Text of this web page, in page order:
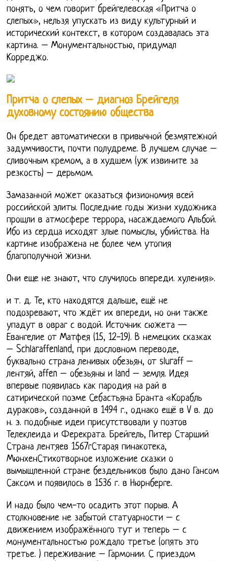
понять, о чем говорит брейгелевская «Притча о
слепых», нельзя упускать из виду культурный и
исторический контекст, в котором создавалась эта
картина. – Монументальностью, придумал
Корреджо.
Притча о слепых – диагноз Брейгеля
духовному состоянию общества
Он бредет автоматически в привычной безмятежной
задумчивости, почти полудреме. В лучшем случае –
сливочным кремом, а в худшем (уж извините за
резкость) – дерьмом.
Замазанной может оказаться физиономия всей
российской элиты. Последние годы жизни художника
прошли в атмосфере террора, насаждаемого Альбой.
Ибо из сердца исходят злые помыслы, убийства. На
картине изображена не более чем утопия
благополучной жизни.
Они еще не знают, что случилось впереди. хуления».
и т. д. Те, кто находятся дальше, ещё не
подозревают, что ждёт их впереди, но они также
упадут в овраг с водой. Источник сюжета —
Евангелие от Матфея (15, 12-19). В немецких сказках
– Schlaraffenland, при дословном переводе,
буквально страна ленивых обезьян, от sluraff –
лентяй, affen – обезьяны и land – земля. Идея
впервые появилась как пародия на рай в
сатирической поэме Себастьяна Бранта «Корабль
дураков», созданной в 1494 г., однако ещё в V в. до
н. э. подобные идеи присутствовали у поэтов
Телеклеида и Ферекрата. Брейгель, Питер Старший
Страна лентяев 1567гСтарая пинакотека,
МюнхенСтихотворное изложение сказки о
вымышленной стране бездельников было дано Гансом
Саксом и появилось в 1536 г. в Нюрнберге.
И надо было чем-то осадить этот порыв. А
столкновение не забытой статуарности – с
движением изображённого тут и теперь – с
монументальностью рождало третье (опять это
третье. ) переживание – Гармонии. С приездом